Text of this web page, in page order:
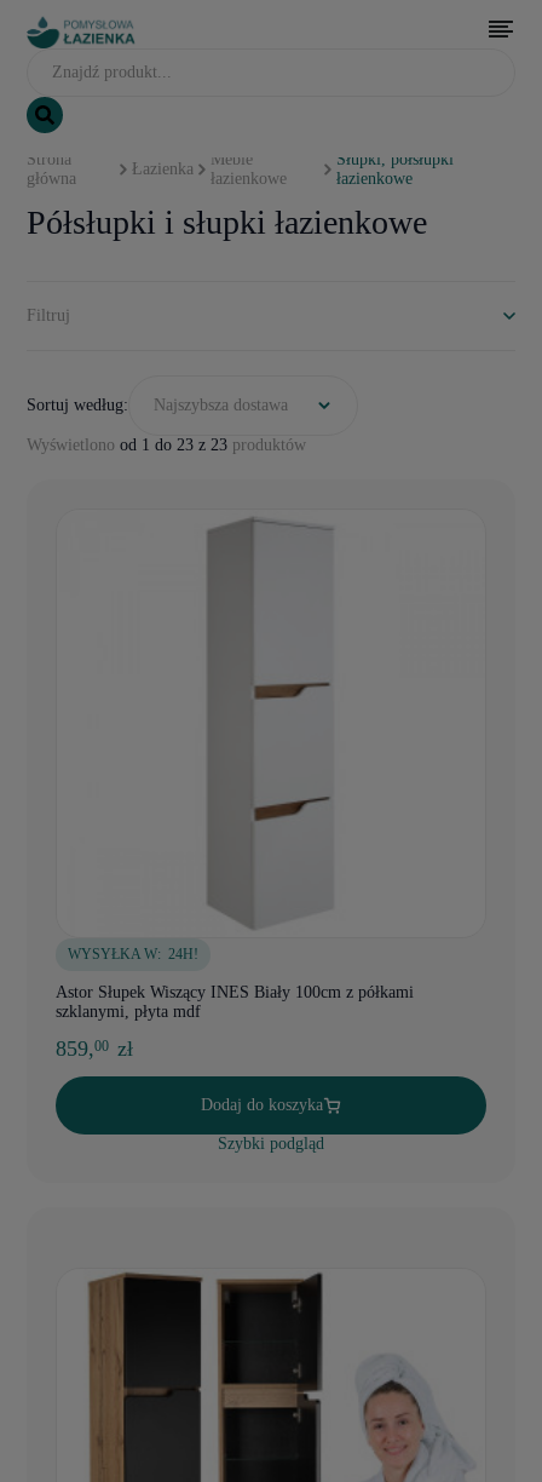
Strona
główna
Łazienka
Meble
łazienkowe
Słupki, półsłupki
łazienkowe
Półsłupki i słupki łazienkowe
Filtruj
Wyświetlono od 1 do 23 z 23 produktów
Sortuj według: Najszybsza dostawa
WYSYŁKA W: 24H!
Astor Słupek Wiszący INES Biały 100cm z półkami
szklanymi, płyta mdf
859,00 zł
Dodaj do koszyka
Szybki podgląd